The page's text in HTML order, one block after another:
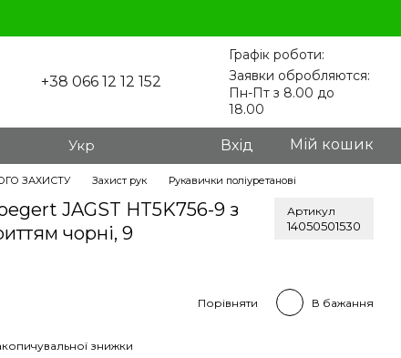
+38 066 12 12 152
Графік роботи:
Заявки обробляются:
Пн-Пт з 8.00 до
18.00
Укр Вхід Мій кошик
ЗАХИСТУ Захист рук Рукавички поліуретанові
JAGST HT5K756-9 з
чорні, 9
Артикул
14050501530
Порівняти В бажання
знижки